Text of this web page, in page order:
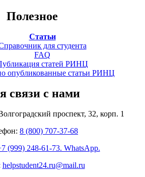
Полезное
Статьи
для студента
FAQ
статей РИНЦ
опубликованные статьи РИНЦ
связи с нами
проспект, 32, корп. 1
8 (800) 707-37-68
(999) 248-61-73. WhatsApp.
helpstudent24.ru@mail.ru